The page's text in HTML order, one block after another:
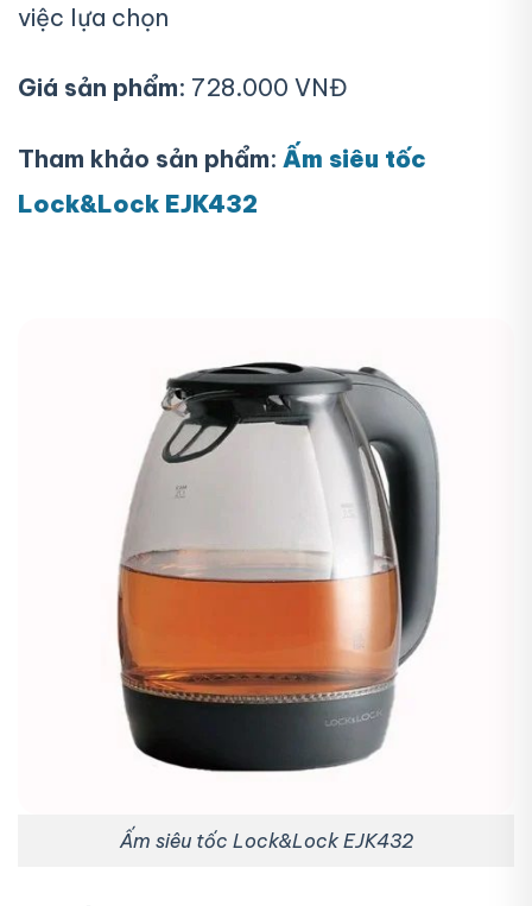
việc lựa chọn
Giá sản phẩm: 728.000 VNĐ
Tham khảo sản phẩm: Ấm siêu tốc
Lock&Lock EJK432
Ấm siêu tốc Lock&Lock EJK432